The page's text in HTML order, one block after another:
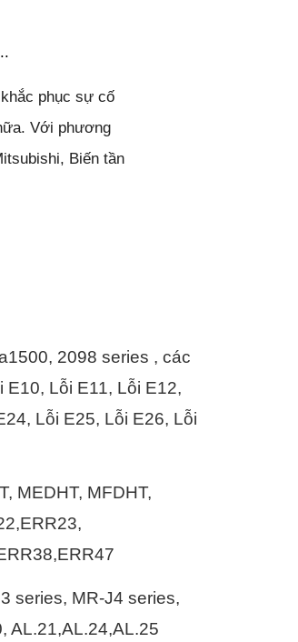
phục sự cố
Với phương
Biến tần
2098 series , các
Lỗi E11, Lỗi E12,
Lỗi E25, Lỗi E26, Lỗi
MEDHT, MFDHT,
series, MR-J4 series,
AL.21,AL.24,AL.25